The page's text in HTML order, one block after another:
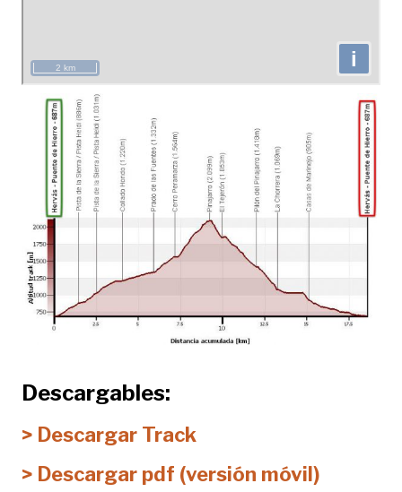
Descargables:
> Descargar Track
> Descargar pdf (versión móvil)